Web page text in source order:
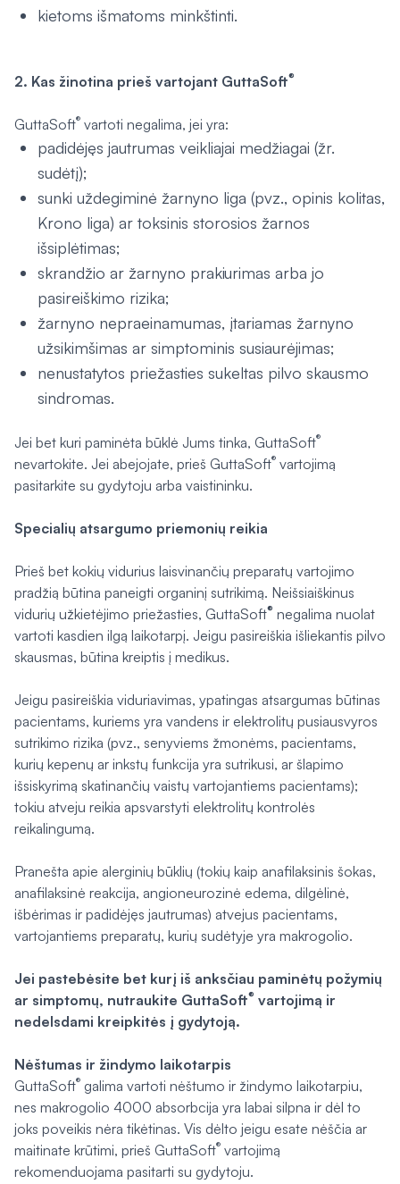
kietoms išmatoms minkštinti.
2. Kas žinotina prieš vartojant GuttaSoft®
GuttaSoft® vartoti negalima, jei yra:
padidėjęs jautrumas veikliajai medžiagai (žr.
sudėtį);
sunki uždegiminė žarnyno liga (pvz., opinis kolitas,
Krono liga) ar toksinis storosios žarnos
išsiplėtimas;
skrandžio ar žarnyno prakiurimas arba jo
pasireiškimo rizika;
žarnyno nepraeinamumas, įtariamas žarnyno
užsikimšimas ar simptominis susiaurėjimas;
nenustatytos priežasties sukeltas pilvo skausmo
sindromas.
Jei bet kuri paminėta būklė Jums tinka, GuttaSoft®
nevartokite. Jei abejojate, prieš GuttaSoft® vartojimą
pasitarkite su gydytoju arba vaistininku.
Specialių atsargumo priemonių reikia
Prieš bet kokių vidurius laisvinančių preparatų vartojimo
pradžią būtina paneigti organinį sutrikimą. Neišsiaiškinus
vidurių užkietėjimo priežasties, GuttaSoft® negalima nuolat
vartoti kasdien ilgą laikotarpį. Jeigu pasireiškia išliekantis pilvo
skausmas, būtina kreiptis į medikus.
Jeigu pasireiškia viduriavimas, ypatingas atsargumas būtinas
pacientams, kuriems yra vandens ir elektrolitų pusiausvyros
sutrikimo rizika (pvz., senyviems žmonėms, pacientams,
kurių kepenų ar inkstų funkcija yra sutrikusi, ar šlapimo
išsiskyrimą skatinančių vaistų vartojantiems pacientams);
tokiu atveju reikia apsvarstyti elektrolitų kontrolės
reikalingumą.
Pranešta apie alerginių būklių (tokių kaip anafilaksinis šokas,
anafilaksinė reakcija, angioneurozinė edema, dilgėlinė,
išbėrimas ir padidėjęs jautrumas) atvejus pacientams,
vartojantiems preparatų, kurių sudėtyje yra makrogolio.
Jei pastebėsite bet kurį iš anksčiau paminėtų požymių
ar simptomų, nutraukite GuttaSoft® vartojimą ir
nedelsdami kreipkitės į gydytoją.
Nėštumas ir žindymo laikotarpis
GuttaSoft® galima vartoti nėštumo ir žindymo laikotarpiu,
nes makrogolio 4000 absorbcija yra labai silpna ir dėl to
joks poveikis nėra tikėtinas. Vis dėlto jeigu esate nėščia ar
maitinate krūtimi, prieš GuttaSoft® vartojimą
rekomenduojama pasitarti su gydytoju.